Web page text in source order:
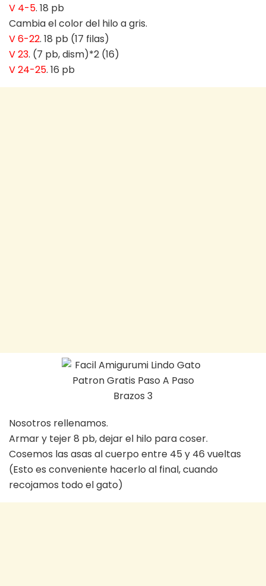
V 4-5. 18 pb
Cambia el color del hilo a gris.
V 6-22. 18 pb (17 filas)
V 23. (7 pb, dism)*2 (16)
V 24-25. 16 pb
Nosotros rellenamos.
Armar y tejer 8 pb, dejar el hilo para coser.
Cosemos las asas al cuerpo entre 45 y 46 vueltas
(Esto es conveniente hacerlo al final, cuando
recojamos todo el gato)